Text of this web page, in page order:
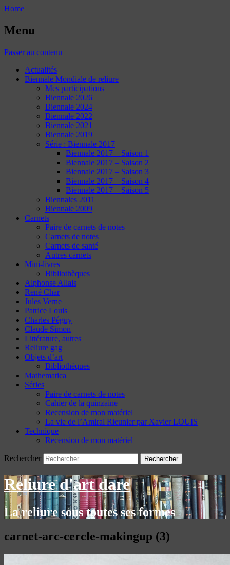
Home
Menu
Passer au contenu
Actualités
Biennale Mondiale de reliure
Mes participations
Biennale 2026
Biennale 2024
Biennale 2022
Biennale 2021
Biennale 2019
Série : Biennale 2017
Biennale 2017 – Saison 1
Biennale 2017 – Saison 2
Biennale 2017 – Saison 3
Biennale 2017 – Saison 4
Biennale 2017 – Saison 5
Biennales 2011
Biennale 2009
Carnets
Paire de carnets de notes
Carnets de notes
Carnets de santé
Autres carnets
Mini-livres
Bibliothèques
Alphonse Allais
René Char
Jules Verne
Patrice Louis
Charles Péguy
Claude Simon
Littérature, autres
Reliure gag
Objets d’art
Bibliothèques
Mathematica
Séries
Paire de carnets de notes
Cahier de la quinzaine
Recension de mon matériel
La vie de l’Amiral Rieunier par Xavier LOUIS
Technique
Recension de mon matériel
Rechercher
Reliure d'art dare
La reliure sous toutes ses formes
carnet-arc-cercle-makingup (3)